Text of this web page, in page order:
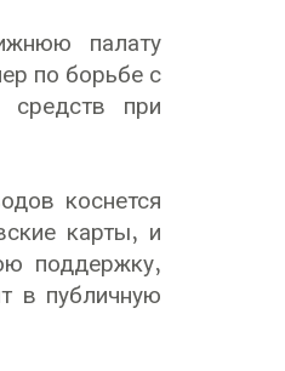
палату
по борьбе с
средств при
коснется
карты, и
поддержку,
в публичную